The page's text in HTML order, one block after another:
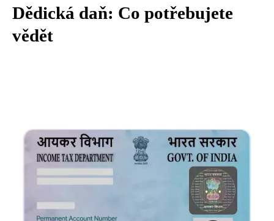
Dědická daň: Co potřebujete
vědět